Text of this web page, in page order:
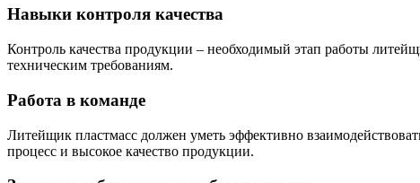
Навыки контроля качества
Контроль качества продукции – необходимый этап работы
техническим требованиям.
Работа в команде
Литейщик пластмасс должен уметь эффективно
процесс и высокое качество продукции.